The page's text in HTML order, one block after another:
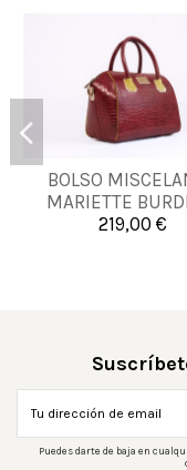
BOLSO
MARIETTE
219,00 €
UNICA
Añadir al
Puedes darte de baja en